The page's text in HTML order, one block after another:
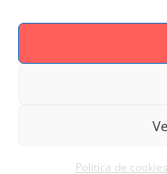
Politica de cookies
Politica de